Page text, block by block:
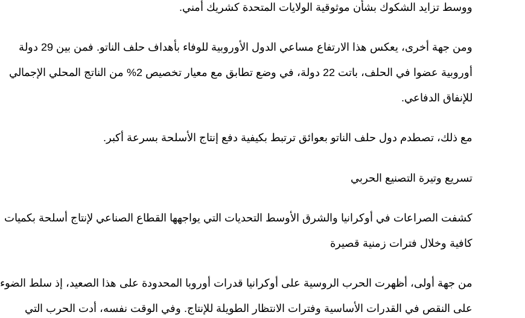
ووسط تزايد الشكوك بشأن موثوقية الولايات المتحدة كشريك أمني.
ومن جهة أخرى، يعكس هذا الارتفاع مساعي الدول الأوروبية للوفاء بأهداف حلف الناتو. فمن بين 29 دولة
أوروبية عضوا في الحلف، باتت 22 دولة، في وضع تطابق مع معيار تخصيص 2% من الناتج المحلي الإجمالي
للإنفاق الدفاعي.
مع ذلك، تصطدم دول حلف الناتو بعوائق ترتبط بكيفية دفع إنتاج الأسلحة بسرعة أكبر.
تسريع وتيرة التصنيع الحربي
كشفت الصراعات في أوكرانيا والشرق الأوسط التحديات التي يواجهها القطاع الصناعي لإنتاج أسلحة بكميات
كافية وخلال فترات زمنية قصيرة
من جهة أولى، أظهرت الحرب الروسية على أوكرانيا قدرات أوروبا المحدودة على هذا الصعيد، إذ سلط الضوء
على النقص في القدرات الأساسية وفترات الانتظار الطويلة للإنتاج. وفي الوقت نفسه، أدت الحرب التي